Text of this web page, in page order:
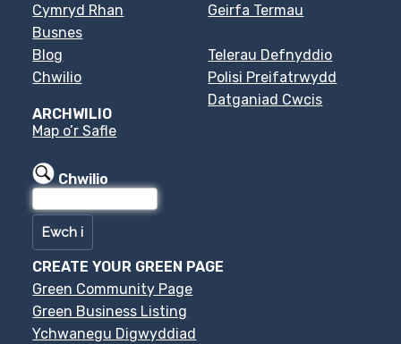
Cymryd Rhan
Busnes
Blog
Chwilio
ARCHWILIO
Map o’r Safle
Chwilio
Geirfa Termau
Telerau Defnyddio
Polisi Preifatrwydd
Datganiad Cwcis
CREATE YOUR GREEN PAGE
Green Community Page
Green Business Listing
Ychwanegu Digwyddiad